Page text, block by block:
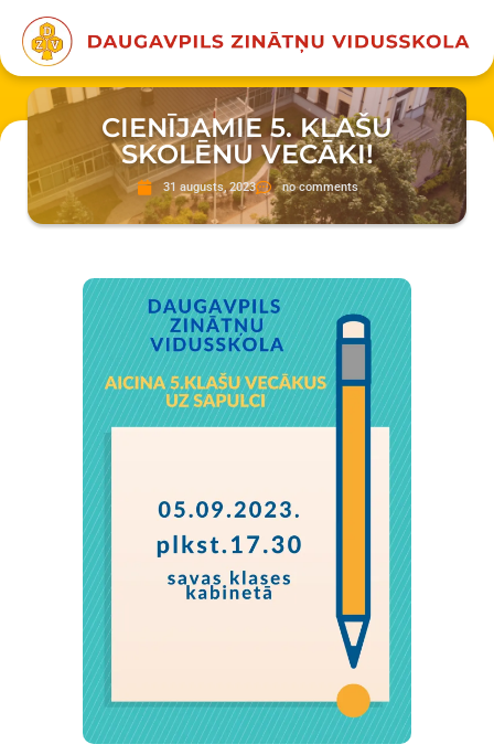
CIENĪJAMIE 5. KLAŠU
SKOLĒNU VECĀKI!
31 augusts, 2023 no comments